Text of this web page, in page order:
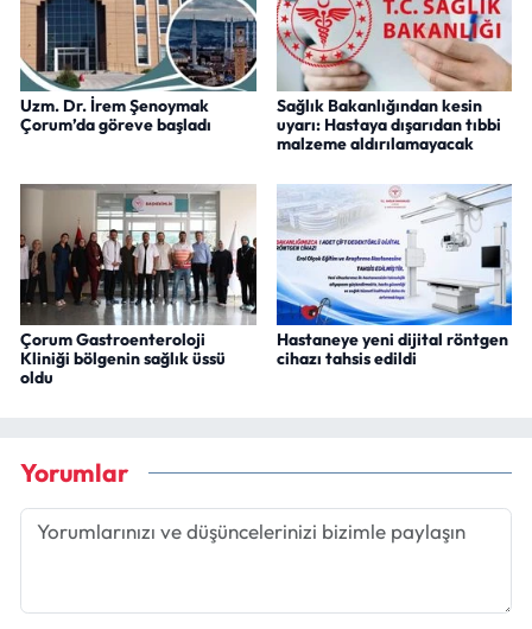
Uzm. Dr. İrem Şenoymak
Çorum’da göreve başladı
Sağlık Bakanlığından kesin
uyarı: Hastaya dışarıdan tıbbi
malzeme aldırılamayacak
Çorum Gastroenteroloji
Kliniği bölgenin sağlık üssü
oldu
Hastaneye yeni dijital röntgen
cihazı tahsis edildi
Yorumlar